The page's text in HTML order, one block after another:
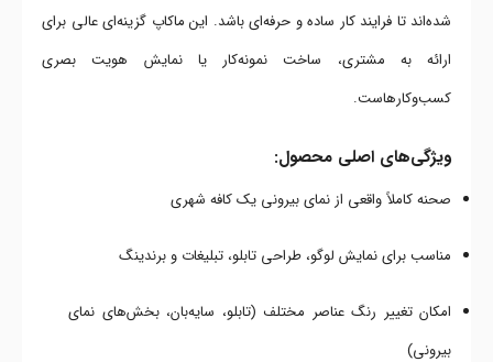
شده‌اند تا فرایند کار ساده و حرفه‌ای باشد. این ماکاپ گزینه‌ای عالی برای
ارائه به مشتری، ساخت نمونه‌کار یا نمایش هویت بصری
کسب‌وکارهاست.
ویژگی‌های اصلی محصول:
صحنه کاملاً واقعی از نمای بیرونی یک کافه شهری
مناسب برای نمایش لوگو، طراحی تابلو، تبلیغات و برندینگ
امکان تغییر رنگ عناصر مختلف (تابلو، سایه‌بان، بخش‌های نمای
بیرونی)